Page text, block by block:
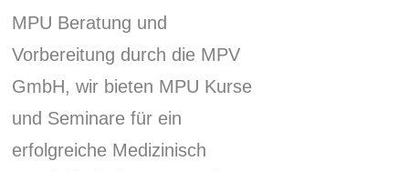
MPU Beratung und
Vorbereitung durch die MPV
GmbH, wir bieten MPU Kurse
und Seminare für ein
erfolgreiche Medizinisch